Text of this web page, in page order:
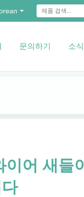
문의하기 소식
어 새들이